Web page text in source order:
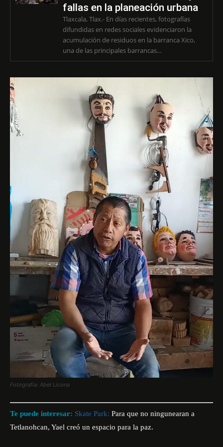
fallas en la planeación urbana
Tlaxcala, Tlax.- En días recientes, fotografías
difundidas en redes sociales evidenciaron la
acumulación de residuos en la barranca Xico,
una de las principales barrancas...
Fotografía: Abel Licona
Te puede interesar: Skate Park: Para que no ningunearan a
Tetlanohcan, Yael creó un espacio para la paz.